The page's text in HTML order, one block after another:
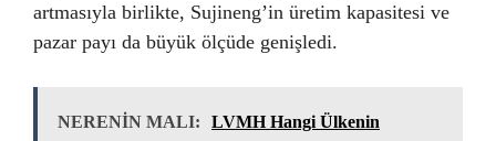
artmasıyla birlikte, Sujineng’in üretim kapasitesi ve
pazar payı da büyük ölçüde genişledi.
NERENİN MALI:
LVMH Hangi Ülkenin